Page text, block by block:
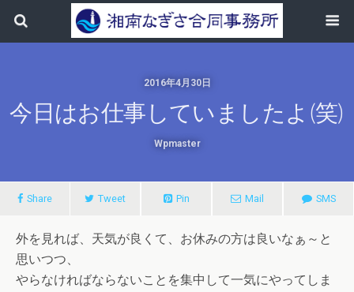
2016年4月30日
今日はお仕事していましたよ(笑)
Wpmaster
Share Tweet Pin Mail SMS
外を見れば、天気が良くて、お休みの方は良いなぁ～と
思いつつ、
やらなければならないことを集中して一気にやってしま